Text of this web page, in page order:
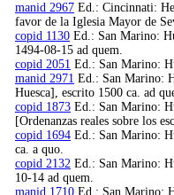
manid 2967 Ed.: Cincinnati:
favor de la Iglesia Mayor de
copid 1130 Ed.: San Marino:
1494-08-15 ad quem.
copid 2051 Ed.: San Marino:
manid 2971 Ed.: San Marino:
Huesca], escrito 1500 ca. ad
copid 1873 Ed.: San Marino:
[Ordenanzas reales sobre los
copid 1694 Ed.: San Marino:
ca. a quo.
copid 2132 Ed.: San Marino:
10-14 ad quem.
manid 1710 Ed.: San Marino: